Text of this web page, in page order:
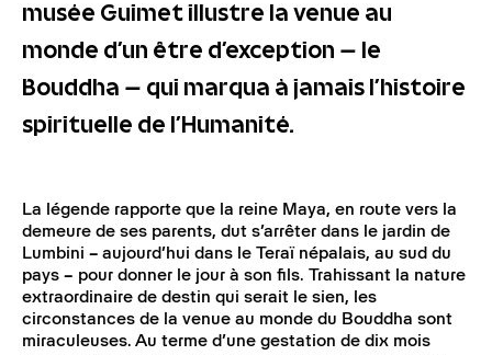
musée Guimet illustre la venue au
monde d’un être d’exception – le
Bouddha – qui marqua à jamais l’histoire
spirituelle de l’Humanité.
La légende rapporte que la reine Maya, en route vers la
demeure de ses parents, dut s’arrêter dans le jardin de
Lumbini – aujourd’hui dans le Teraï népalais, au sud du
pays – pour donner le jour à son fils. Trahissant la nature
extraordinaire de destin qui serait le sien, les
circonstances de la venue au monde du Bouddha sont
miraculeuses. Au terme d’une gestation de dix mois